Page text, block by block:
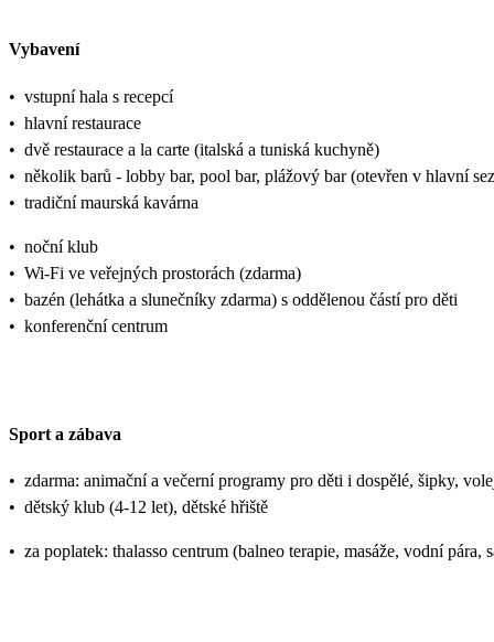
Vybavení
• vstupní hala s recepcí
• hlavní restaurace
• dvě restaurace a la carte (italská a tuniská kuchyně)
• několik barů - lobby bar, pool bar, plážový bar (otevřen v hlavní
• tradiční maurská kavárna
• noční klub
• Wi-Fi ve veřejných prostorách (zdarma)
• bazén (lehátka a slunečníky zdarma) s oddělenou částí pro děti
• konferenční centrum
Sport a zábava
• zdarma: animační a večerní programy pro děti i dospělé, šipky,
• dětský klub (4-12 let), dětské hřiště
• za poplatek: thalasso centrum (balneo terapie, masáže, vodní